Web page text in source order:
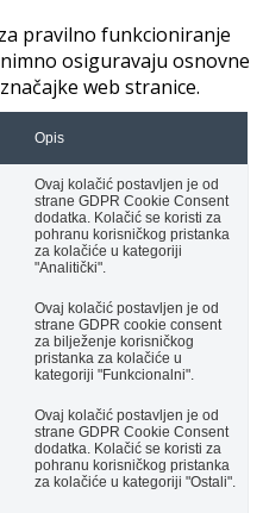
pravilno funkcioniranje
osiguravaju osnovne
web stranice.
Opis
Ovaj kolačić postavljen je od
strane GDPR Cookie Consent
dodatka. Kolačić se koristi za
pohranu korisničkog pristanka
za kolačiće u kategoriji
"Analitički".
Ovaj kolačić postavljen je od
strane GDPR cookie consent
za bilježenje korisničkog
pristanka za kolačiće u
kategoriji "Funkcionalni".
Ovaj kolačić postavljen je od
strane GDPR Cookie Consent
dodatka. Kolačić se koristi za
pohranu korisničkog pristanka
za kolačiće u kategoriji "Ostali".